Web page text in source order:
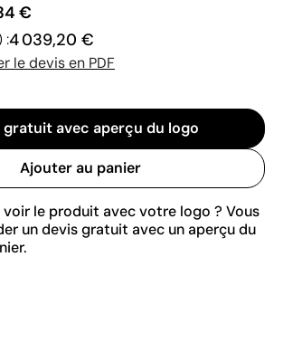
€
:4 039,20 €
le devis en PDF
gratuit avec aperçu du logo
Ajouter au panier
voir le produit avec votre logo ? Vous
un devis gratuit avec un aperçu du